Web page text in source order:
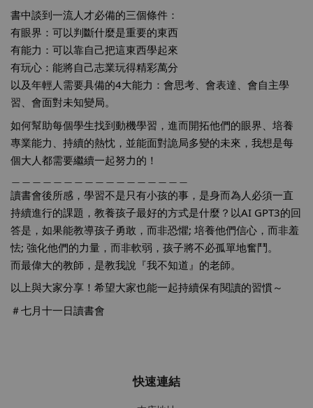
書中談到一流人才必備的三個條件：
有眼界：可以判斷什麼是重要的東西
有能力：可以靠自己把這東西學起來
有玩心：能將自己志業玩得精彩萬分
以及年輕人需要具備的4大能力：會思考、會表達、會自主學
習、會面對未知變局。
如何幫助每個學生找到動機學習，進而開拓他們的眼界、培養
專業能力、持續的熱忱，並能面對詭局多變的未來，我想是每
個大人都需要繼續一起努力的！
讀書會後所感，學習不是只有小孩的事，是身而為人必須一直
持續進行的課題，教養孩子最好的方式是什麼？以AI GPT3的回
答是，如果能教導孩子勇敢，而非恐懼; 培養他們信心，而非羞
怯; 強化他們的力量，而非軟弱，孩子將不必孤單地奮鬥。
而最偉大的教師，是教我說『我不知道』的老師。
以上與大家分享！希望大家也能一起持續保有閱讀的習慣～
＃七月十一日讀書會
快速連結